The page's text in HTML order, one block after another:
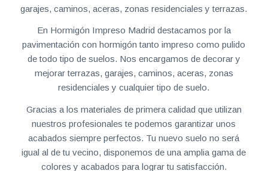
garajes, caminos, aceras, zonas residenciales y terrazas.
En Hormigón Impreso Madrid destacamos por la
pavimentación con hormigón tanto impreso como pulido
de todo tipo de suelos. Nos encargamos de decorar y
mejorar terrazas, garajes, caminos, aceras, zonas
residenciales y cualquier tipo de suelo.
Gracias a los materiales de primera calidad que utilizan
nuestros profesionales te podemos garantizar unos
acabados siempre perfectos. Tu nuevo suelo no será
igual al de tu vecino, disponemos de una amplia gama de
colores y acabados para lograr tu satisfacción.